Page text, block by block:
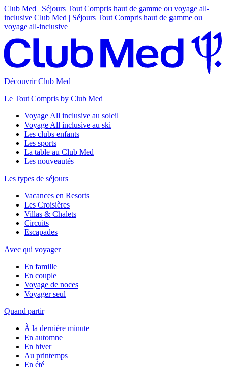
Club Med | Séjours Tout Compris haut de gamme ou voyage all-
inclusive Club Med | Séjours Tout Compris haut de gamme ou
voyage all-inclusive
Découvrir Club Med
Le Tout Compris by Club Med
Voyage All inclusive au soleil
Voyage All inclusive au ski
Les clubs enfants
Les sports
La table au Club Med
Les nouveautés
Les types de séjours
Vacances en Resorts
Les Croisières
Villas & Chalets
Circuits
Escapades
Avec qui voyager
En famille
En couple
Voyage de noces
Voyager seul
Quand partir
À la dernière minute
En automne
En hiver
Au printemps
En été